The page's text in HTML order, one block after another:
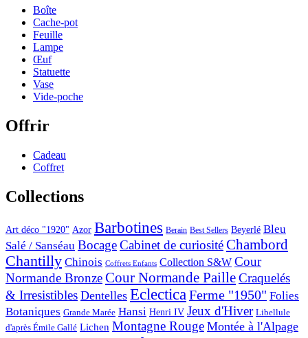
Boîte
Cache-pot
Feuille
Lampe
Œuf
Statuette
Vase
Vide-poche
Offrir
Cadeau
Coffret
Collections
Art déco "1920" Azor Barbotines Berain Best Sellers Beyerlé Bleu
Salé / Sanséau BocageCabinet de curiositéChambord
Chantilly Chinois Coffrets Enfants Collection S&W Cour
Normande BronzeCour Normande PailleCraquelés
& Irresistibles Dentelles EclecticaFerme "1950" Folies
Botaniques Grande Marée Hansi Henri IV Jeux d'Hiver Libellule
d'après Émile Gallé Lichen Montagne Rouge Montée à l'Alpage